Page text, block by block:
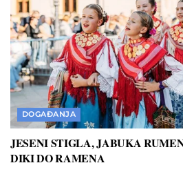
DOGAĐANJA
JESENI STIGLA, JABUKA
DIKI DO RAMENA